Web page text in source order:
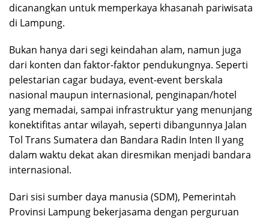
dicanangkan untuk memperkaya khasanah pariwisata
di Lampung.
Bukan hanya dari segi keindahan alam, namun juga
dari konten dan faktor-faktor pendukungnya. Seperti
pelestarian cagar budaya, event-event berskala
nasional maupun internasional, penginapan/hotel
yang memadai, sampai infrastruktur yang menunjang
konektifitas antar wilayah, seperti dibangunnya Jalan
Tol Trans Sumatera dan Bandara Radin Inten II yang
dalam waktu dekat akan diresmikan menjadi bandara
internasional.
Dari sisi sumber daya manusia (SDM), Pemerintah
Provinsi Lampung bekerjasama dengan perguruan